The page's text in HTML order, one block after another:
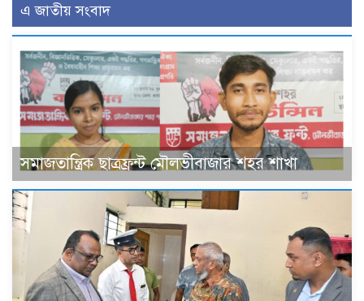
এ জাতীয় সংবাদ
সমাজতান্ত্রিক ছাত্রফ্রন্ট মৌলভীবাজার শহর শাখা